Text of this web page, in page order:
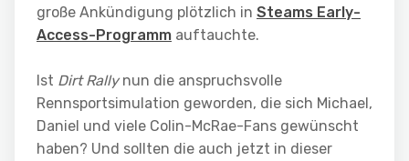
große Ankündigung plötzlich in Steams Early-
Access-Programm auftauchte.
Ist Dirt Rallynun die anspruchsvolle
Rennsportsimulation geworden, die sich Michael,
Daniel und viele Colin-McRae-Fans gewünscht
haben? Und sollten die auch jetzt in dieser